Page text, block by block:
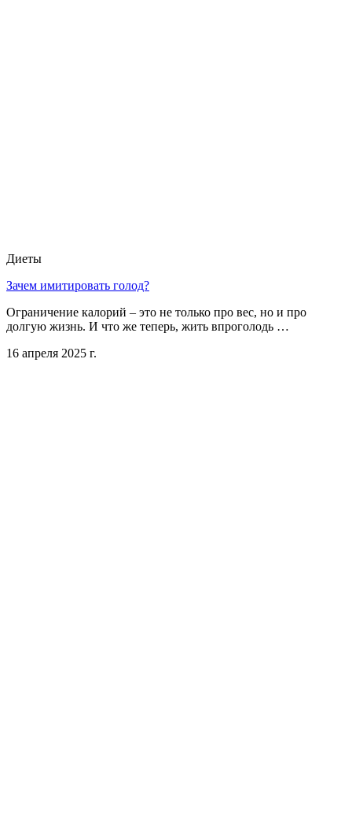
Диеты
Зачем имитировать голод?
Ограничение калорий – это не только про вес, но и про
долгую жизнь. И что же теперь, жить впроголодь …
16 апреля 2025 г.